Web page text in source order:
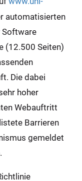
automatisierten
(12.500 Seiten)
Die dabei
hoher
Webauftritt
Barrieren
gemeldet